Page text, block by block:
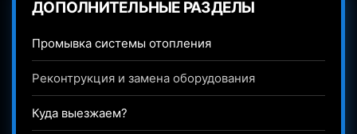
ДОПОЛНИТЕЛЬНЫЕ РАЗДЕЛЫ
Промывка системы отопления
Реконтрукция и замена оборудования
Куда выезжаем?